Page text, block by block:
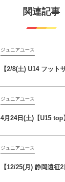
関連記事
ジュニアユース
【2/8(土) U14 フット
ジュニアユース
4月24日(土)【U15
ジュニアユース
【12/25(月) 静岡遠征